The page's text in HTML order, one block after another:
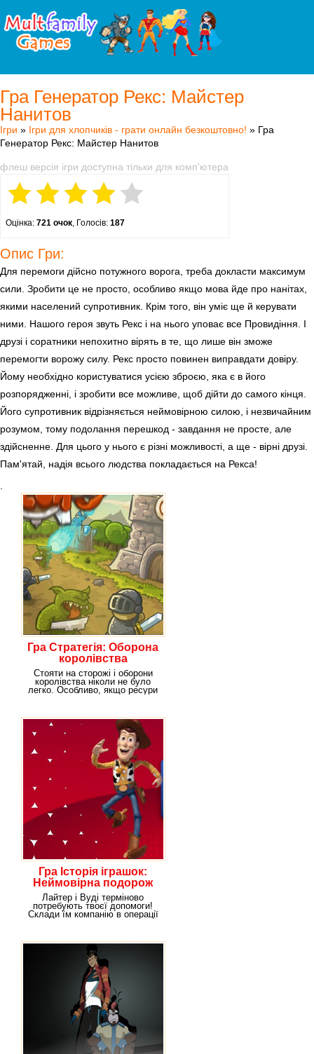
Гра Генератор Рекс: Майстер
Нанитов
Ігри » Ігри для хлопчиків - грати онлайн безкоштовно! » Гра
Генератор Рекс: Майстер Нанитов
флеш версія ігри доступна тільки для комп'ютера
Оцінка: 721 очок, Голосів: 187
Опис Гри:
Для перемоги дійсно потужного ворога, треба докласти максимум
сили. Зробити це не просто, особливо якщо мова йде про нанітах,
якими населений супротивник. Крім того, він уміє ще й керувати
ними. Нашого героя звуть Рекс і на нього уповає все Провидіння. І
друзі і соратники непохитно вірять в те, що лише він зможе
перемогти ворожу силу. Рекс просто повинен виправдати довіру.
Йому необхідно користуватися усією зброєю, яка є в його
розпорядженні, і зробити все можливе, щоб дійти до самого кінця.
Його супротивник відрізняється неймовірною силою, і незвичайним
розумом, тому подолання перешкод - завдання не просте, але
здійсненне. Для цього у нього є різні можливості, а ще - вірні друзі.
Пам'ятай, надія всього людства покладається на Рекса!
Гра Стратегія: Оборона
королівства
Стояти на сторожі і оборони
королівства ніколи не було
легко. Особливо, якщо ресури
Гра Історія іграшок:
Неймовірна подорож
Лайтер і Вуді терміново
потребують твоєї допомоги!
Склади їм компанію в операції